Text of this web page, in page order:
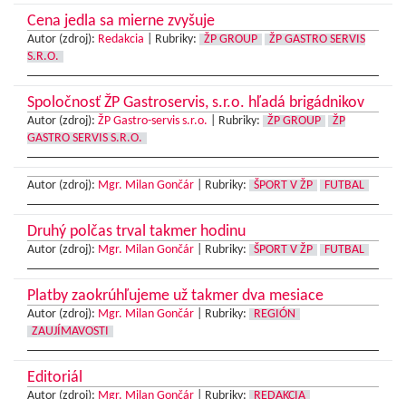
Cena jedla sa mierne zvyšuje
Autor (zdroj): Redakcia Rubriky: ŽP GROUP
ŽP GASTRO SERVIS
S.R.O.
Spoločnosť ŽP Gastroservis, s.r.o. hľadá brigádnikov
Autor (zdroj): ŽP Gastro-servis s.r.o. Rubriky: ŽP GROUP
ŽP
GASTRO SERVIS S.R.O.
Autor (zdroj): Mgr. Milan Gončár Rubriky: ŠPORT V ŽP FUTBAL
Druhý polčas trval takmer hodinu
Autor (zdroj): Mgr. Milan Gončár Rubriky: ŠPORT V ŽP FUTBAL
Platby zaokrúhľujeme už takmer dva mesiace
Autor (zdroj): Mgr. Milan Gončár Rubriky:
REGIÓN
ZAUJÍMAVOSTI
Editoriál
Autor (zdroj): Mgr. Milan Gončár Rubriky:
REDAKCIA